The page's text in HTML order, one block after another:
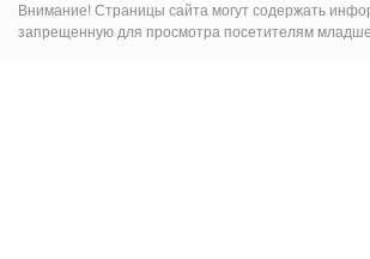
Внимание! Страницы сайта могут содержать
запрещенную для просмотра посетителям